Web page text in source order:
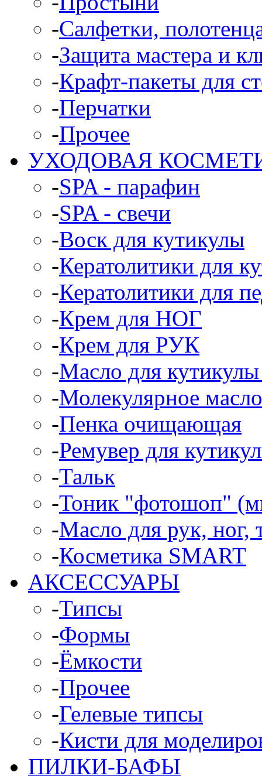
-Салфетки,
-Защита мастера и
-Крафт-пакеты для
-Перчатки
-Прочее
УХОДОВАЯ
-SPA - парафин
-SPA - свечи
-Воск для кутикулы
-Кератолитики для
-Кератолитики для
-Крем для НОГ
-Крем для РУК
-Масло для
-Молекулярное масло
-Пенка очищающая
-Ремувер для
-Тальк
-Тоник "фотошоп"
-Масло для рук, ног,
-Косметика SMART
АКСЕССУАРЫ
-Типсы
-Формы
-Ёмкости
-Прочее
-Гелевые типсы
-Кисти для
ПИЛКИ-БАФЫ